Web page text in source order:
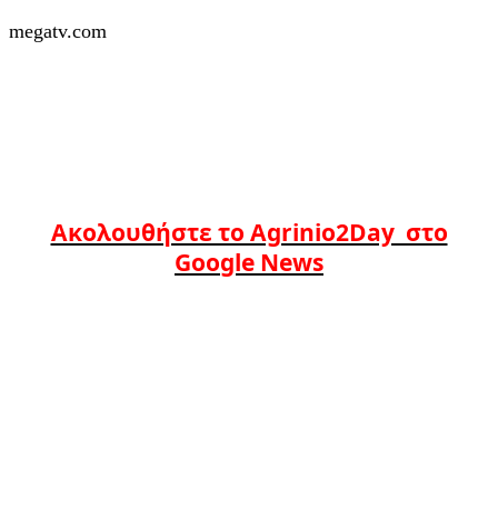
megatv.com
Ακολουθήστε το Agrinio2Day στο
Google News